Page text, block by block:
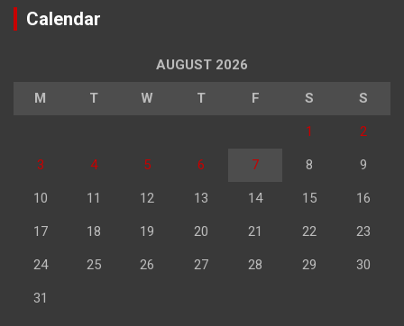
Calendar
AUGUST 2026
M T W T F S S
1 2
3 4 5 6 7 8 9
10 11 12 13 14 15 16
17 18 19 20 21 22 23
24 25 26 27 28 29 30
31